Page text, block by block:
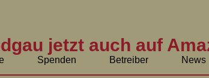
Spenden Betreiber News
jetzt auch auf